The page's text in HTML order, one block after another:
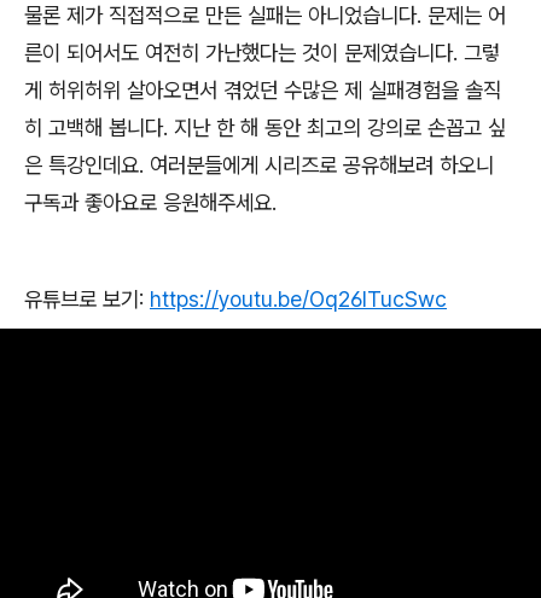
물론 제가 직접적으로 만든 실패는 아니었습니다. 문제는 어
른이 되어서도 여전히 가난했다는 것이 문제였습니다. 그렇
게 허위허위 살아오면서 겪었던 수많은 제 실패경험을 솔직
히 고백해 봅니다. 지난 한 해 동안 최고의 강의로 손꼽고 싶
은 특강인데요. 여러분들에게 시리즈로 공유해보려 하오니
구독과 좋아요로 응원해주세요.
유튜브로 보기: https://youtu.be/Oq26lTucSwc